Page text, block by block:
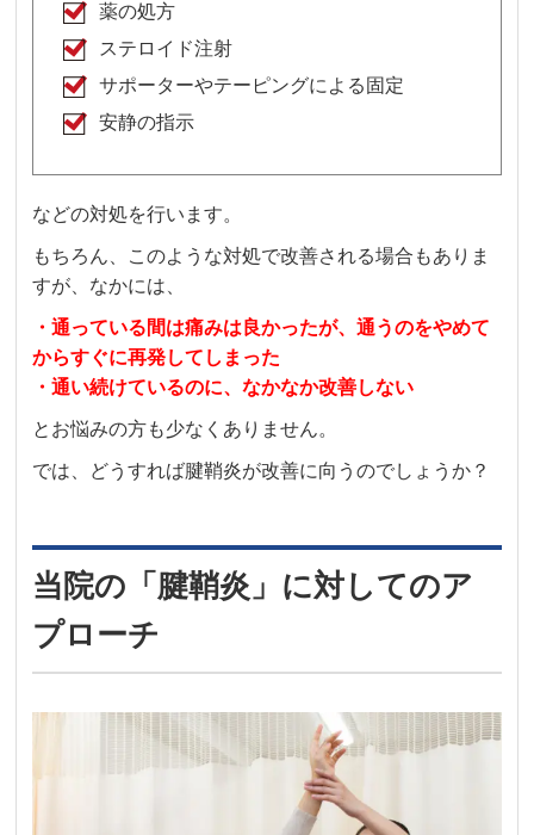
薬の処方
ステロイド注射
サポーターやテーピングによる固定
安静の指示
などの対処を行います。
もちろん、このような対処で改善される場合もありま
すが、なかには、
・通っている間は痛みは良かったが、通うのをやめて
からすぐに再発してしまった
・通い続けているのに、なかなか改善しない
とお悩みの方も少なくありません。
では、どうすれば腱鞘炎が改善に向うのでしょうか？
当院の「腱鞘炎」に対してのア
プローチ